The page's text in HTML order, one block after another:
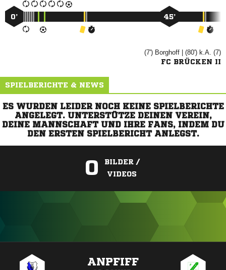
0’ 45’
(7')  | (80') k.A. (7)
FC BRÜCKEN II
SPIELBERICHTE & NEWS
ES WURDEN LEIDER NOCH KEINE SPIELBERICHTE
ANGELEGT. UNTERSTÜTZE DEINEN VEREIN,
DEINE MANNSCHAFT UND IHRE FANS, INDEM DU
DEN ERSTEN SPIELBERICHT ANLEGST.
0
BILDER /
VIDEOS
ANPFIFF